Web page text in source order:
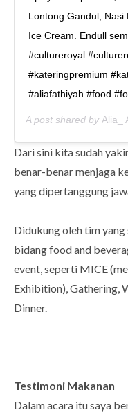
Lontong Gandul, Nasi
Ice Cream. Endull
#cultureroyal
#kateringpremium
#aliafathiyah #food
A post shared by Alia_
Dari sini kita sudah
benar-benar menjaga
yang dipertanggung
Didukung oleh tim
bidang food and
event, seperti MICE
Exhibition), Gathering,
Dinner.
Testimoni Makanan
Dalam acara itu saya